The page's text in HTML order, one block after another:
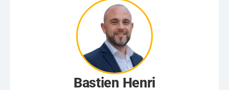
Bastien Henri